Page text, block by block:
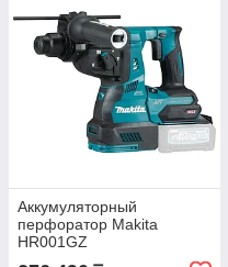
Аккумуляторный
перфоратор Makita
HR001GZ